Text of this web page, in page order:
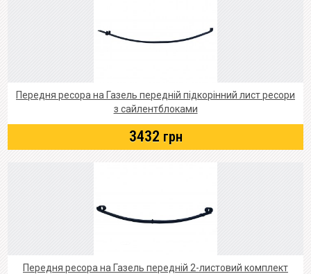
Передня ресора на Газель передній підкорінний лист ресори
з сайлентблоками
3432 грн
Передня ресора на Газель передній 2-листовий комплект